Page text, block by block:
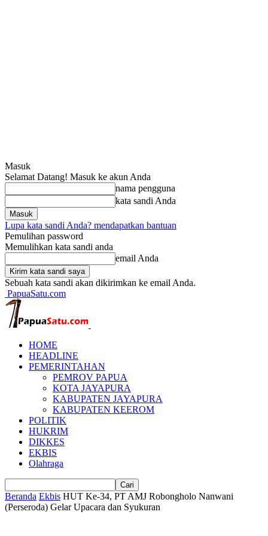
Masuk
Selamat Datang! Masuk ke akun Anda
nama pengguna
kata sandi Anda
Lupa kata sandi Anda? mendapatkan bantuan
Pemulihan password
Memulihkan kata sandi anda
email Anda
Sebuah kata sandi akan dikirimkan ke email Anda.
PapuaSatu.com
HOME
HEADLINE
PEMERINTAHAN
PEMROV PAPUA
KOTA JAYAPURA
KABUPATEN JAYAPURA
KABUPATEN KEEROM
POLITIK
HUKRIM
DIKKES
EKBIS
Olahraga
Beranda Ekbis HUT Ke-34, PT AMJ Robongholo Nanwani
(Perseroda) Gelar Upacara dan Syukuran